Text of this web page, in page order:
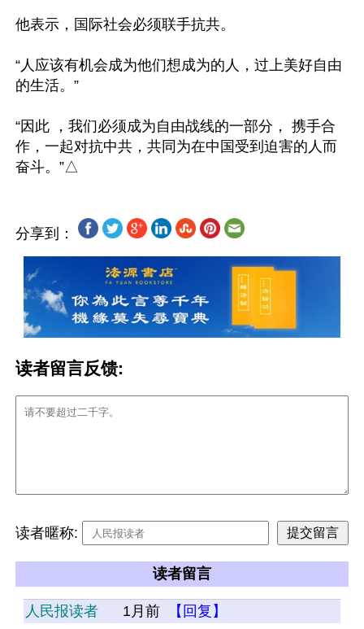
他表示，国际社会必须联手抗共。
“人应该有机会成为他们想成为的人，过上美好自由
的生活。”
“因此 ，我们必须成为自由战线的一部分， 携手合
作，一起对抗中共，共同为在中国受到迫害的人而
分享到：
读者留言反馈:
读者暱称:
读者留言
人民报读者 1月前
【回复】